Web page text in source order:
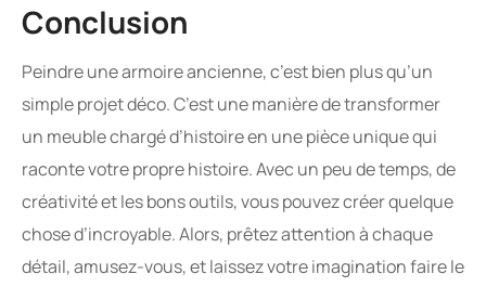
Conclusion
Peindre une armoire ancienne, c’est bien plus qu’un
simple projet déco. C’est une manière de transformer
un meuble chargé d’histoire en une pièce unique qui
raconte votre propre histoire. Avec un peu de temps, de
créativité et les bons outils, vous pouvez créer quelque
chose d’incroyable. Alors, prêtez attention à chaque
détail, amusez-vous, et laissez votre imagination faire le